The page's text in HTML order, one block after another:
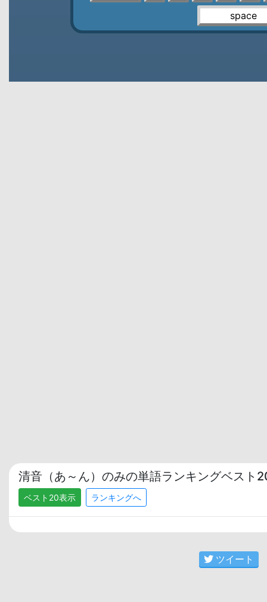
space
清音（あ～ん）のみの単語ランキングベスト
ベスト20表示 ランキングへ
ツイート